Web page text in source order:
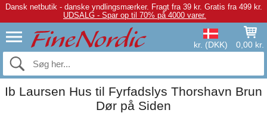
Dansk netbutik - danske yndlingsmærker. Fragt fra 39 kr. Gratis fra 499 kr.
UDSALG - Spar op til 70% på 4000 varer.
kr. (DKK) 0,00 kr.
Ib Laursen Hus til Fyrfadslys Thorshavn Brun
Dør på Siden